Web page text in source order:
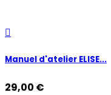

Manuel d'atelier ELISE...
29,00 €